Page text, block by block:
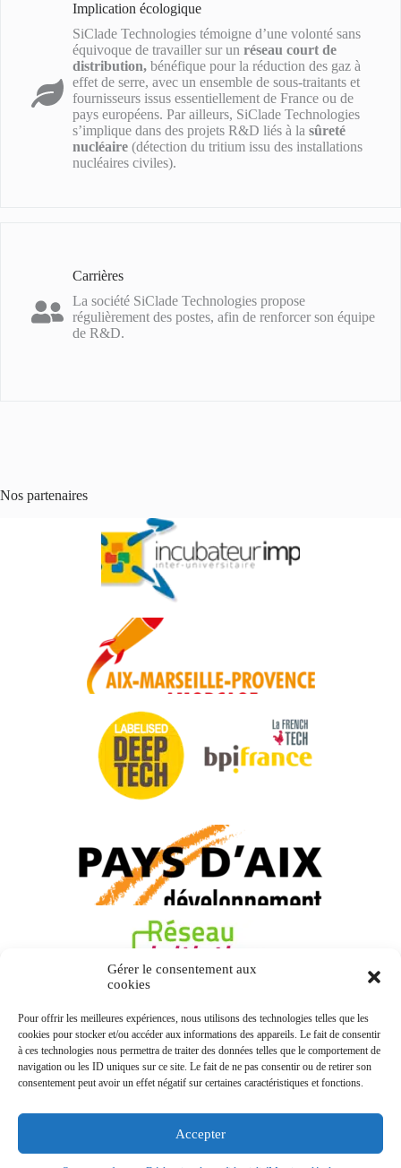
Gérer le consentement aux
cookies
Pour offrir les meilleures expériences, nous utilisons des technologies telles que les
cookies pour stocker et/ou accéder aux informations des appareils. Le fait de consentir
à ces technologies nous permettra de traiter des données telles que le comportement de
navigation ou les ID uniques sur ce site. Le fait de ne pas consentir ou de retirer son
consentement peut avoir un effet négatif sur certaines caractéristiques et fonctions.
Accepter
Implication écologique
SiClade Technologies témoigne d’une volonté sans
équivoque de travailler sur un réseau court de
distribution, bénéfique pour la réduction des gaz à
effet de serre, avec un ensemble de sous-traitants et
fournisseurs issus essentiellement de France ou de
pays européens. Par ailleurs, SiClade Technologies
s’implique dans des projets R&D liés à la sûreté
nucléaire (détection du tritium issu des installations
nucléaires civiles).
Carrières
La société SiClade Technologies propose
régulièrement des postes, afin de renforcer son équipe
de R&D.
Nos partenaires